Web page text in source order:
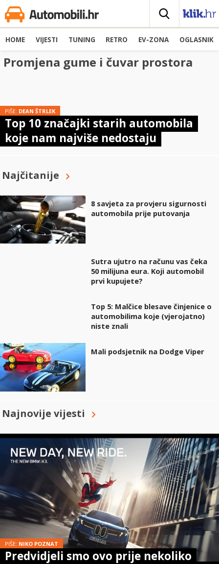
HOME VIJESTI TUNING RETRO EV-ZONA OGLASNIK
Promjena gume i čuvar prostora
PIŠE: DEAN ŠTRLEK
Top 10 značajki starih automobila
koje nam najviše nedostaju
Najčitanije
8 savjeta za provjeru sigurnosti
automobila prije putovanja
Sutra ujutro na računu vas čeka
50 milijuna eura. Koji automobil
prvi kupujete?
Top 5: Malčice blesave činjenice o
automobilima koje (vjerojatno)
niste znali
Mali podsjetnik na Dodge Viper
Najnovije vijesti
PIŠE: NIKO POZNAT
Predvidjeli smo ovo prije nekoliko